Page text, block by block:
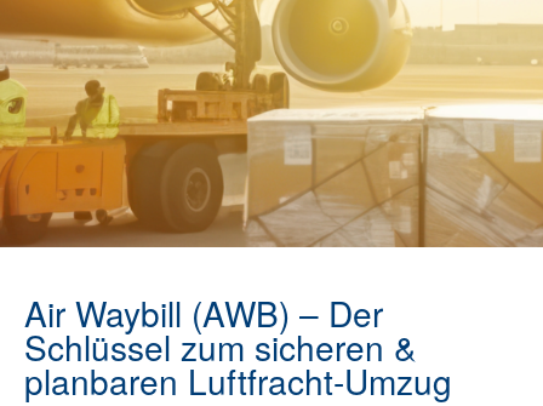
Air Waybill (AWB) – Der
Schlüssel zum sicheren &
planbaren Luftfracht-Umzug